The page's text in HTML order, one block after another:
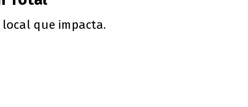
que impacta.